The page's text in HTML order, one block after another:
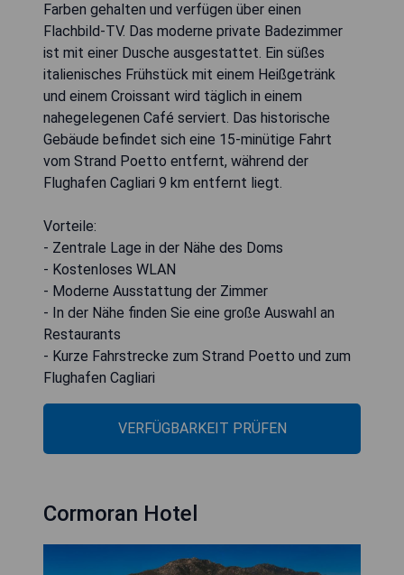
Farben gehalten und verfügen über einen
Flachbild-TV. Das moderne private Badezimmer
ist mit einer Dusche ausgestattet. Ein süßes
italienisches Frühstück mit einem Heißgetränk
und einem Croissant wird täglich in einem
nahegelegenen Café serviert. Das historische
Gebäude befindet sich eine 15-minütige Fahrt
vom Strand Poetto entfernt, während der
Flughafen Cagliari 9 km entfernt liegt.
Vorteile:
- Zentrale Lage in der Nähe des Doms
- Kostenloses WLAN
- Moderne Ausstattung der Zimmer
- In der Nähe finden Sie eine große Auswahl an
Restaurants
- Kurze Fahrstrecke zum Strand Poetto und zum
Flughafen Cagliari
VERFÜGBARKEIT PRÜFEN
Cormoran Hotel